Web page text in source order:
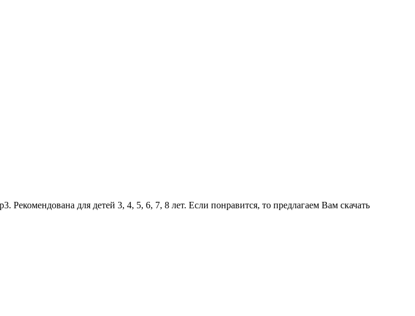
для детей 3, 4, 5, 6, 7, 8 лет. Если понравится, то предлагаем Вам скачать